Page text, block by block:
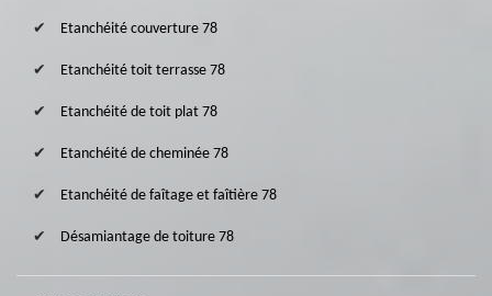
Etanchéité couverture 78
Etanchéité toit terrasse 78
Etanchéité de toit plat 78
Etanchéité de cheminée 78
Etanchéité de faîtage et faîtière 78
Désamiantage de toiture 78